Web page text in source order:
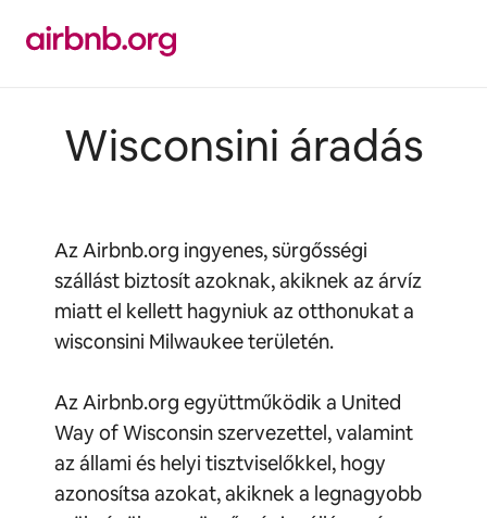
tartalomra
Wisconsini áradás
Az Airbnb.org ingyenes, sürgősségi
szállást biztosít azoknak, akiknek az árvíz
miatt el kellett hagyniuk az otthonukat a
wisconsini Milwaukee területén.
Az Airbnb.org együttműködik a United
Way of Wisconsin szervezettel, valamint
az állami és helyi tisztviselőkkel, hogy
azonosítsa azokat, akiknek a legnagyobb